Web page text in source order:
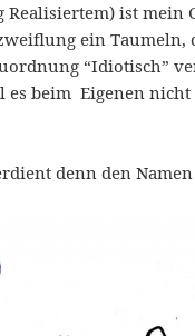
Realisiertem) ist mein
ein Taumeln,
“Idiotisch”
es beim Eigenen
denn den